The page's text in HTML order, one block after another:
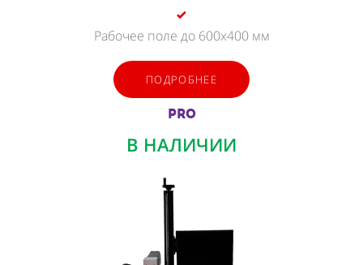
Рабочее поле до 600х400 мм
ПОДРОБНЕЕ
PRO
В НАЛИЧИИ